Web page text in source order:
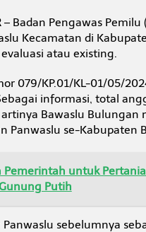
– Badan Pengawas Pemilu
Kecamatan di
atau existing.
079/KP.01/KL-01/05/
informasi, total
Bawaslu Bulungan
Panwaslu se-Kabupaten
Pemerintah untuk
Putih
sebelumnya